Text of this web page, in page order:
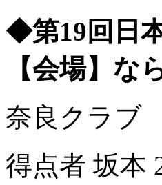
◆第19回日
【会場】な
奈良クラ
得点者 坂本